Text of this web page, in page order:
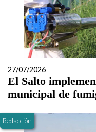
27/07/2026
El Salto
municipal de
Redacción